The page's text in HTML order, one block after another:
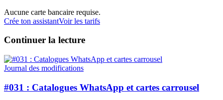
Aucune carte bancaire requise.
Crée ton assistantVoir les tarifs
Continuer la lecture
Journal des modifications
#031 : Catalogues WhatsApp et cartes carrousel